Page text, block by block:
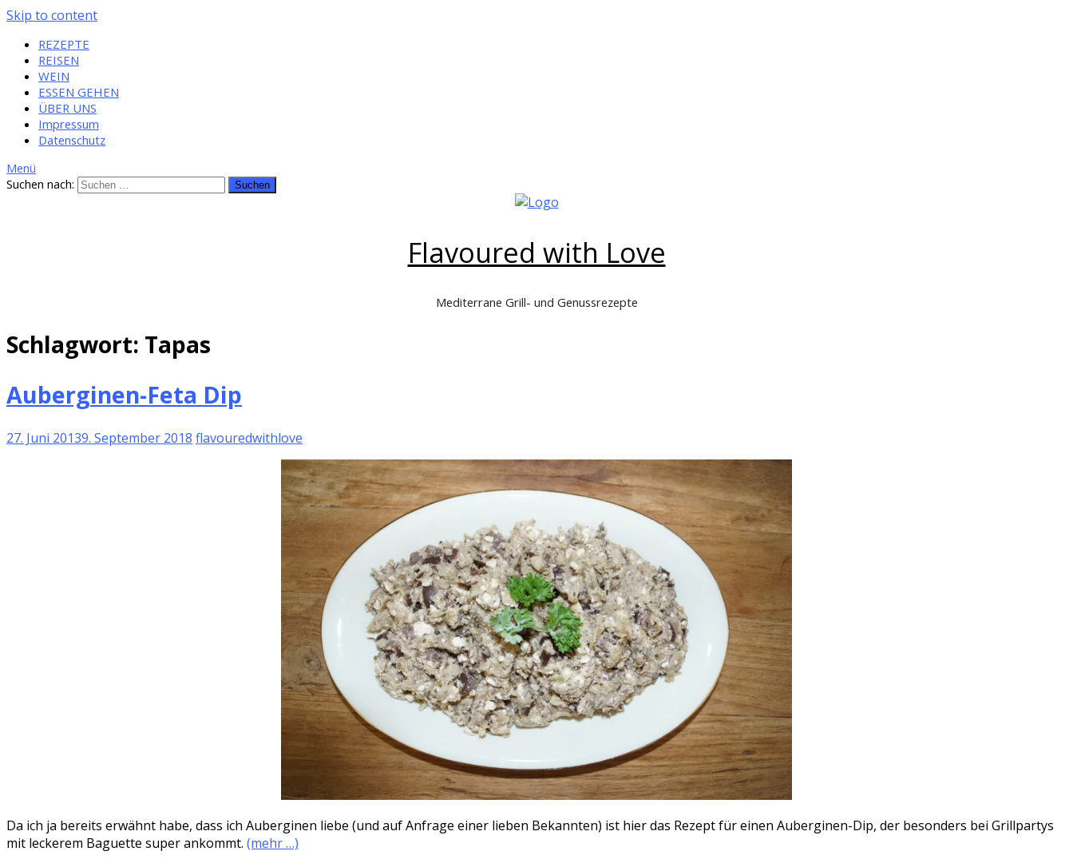
Skip to content
REZEPTE
REISEN
WEIN
ESSEN GEHEN
ÜBER UNS
Impressum
Datenschutz
Menü
Suchen nach:
Flavoured with Love
Mediterrane Grill- und Genussrezepte
Schlagwort: Tapas
Auberginen-Feta Dip
27. Juni 20139. September 2018 flavouredwithlove
Da ich ja bereits erwähnt habe, dass ich Auberginen liebe (und auf Anfrage einer lieben Bekannten) ist hier das Rezept für einen Auberginen-Dip, der besonders bei Grillpartys
mit leckerem Baguette super ankommt. (mehr …)